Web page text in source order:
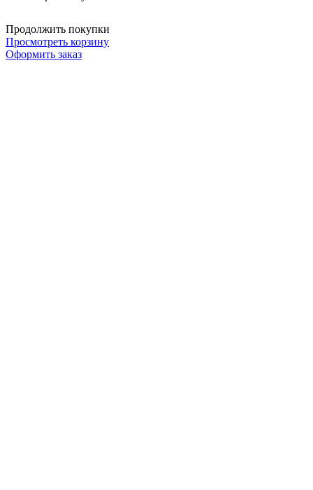
Продолжить покупки
Просмотреть корзину
Оформить заказ